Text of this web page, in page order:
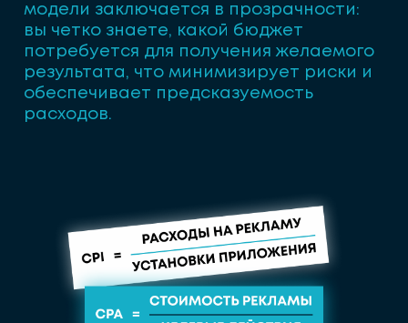
модели заключается в прозрачности:
вы четко знаете, какой бюджет
потребуется для получения желаемого
результата, что минимизирует риски и
обеспечивает предсказуемость
расходов.